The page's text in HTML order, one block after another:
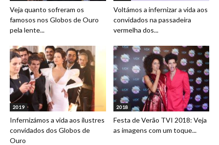
Veja quanto sofreram os
famosos nos Globos de Ouro
pela lente...
Voltámos a infernizar a vida aos
convidados na passadeira
vermelha dos...
2019
Infernizámos a vida aos ilustres
convidados dos Globos de
Ouro
2018
Festa de Verão TVI 2018: Veja
as imagens com um toque...